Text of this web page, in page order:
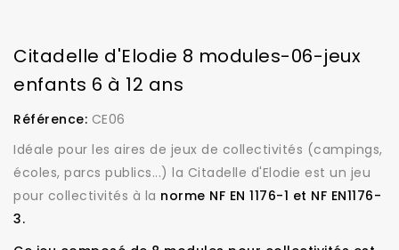
Citadelle d'Elodie 8 modules-06-jeux
enfants 6 à 12 ans
Référence: CE06
Idéale pour les aires de jeux de collectivités (campings,
écoles, parcs publics...) la Citadelle d'Elodie est un jeu
pour collectivités à la norme NF EN 1176-1 et NF EN1176-
3.